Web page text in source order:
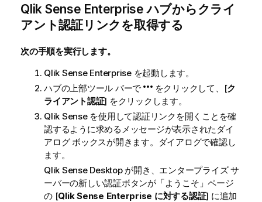
Qlik Sense Enterprise ハブからクライ
アント認証リンクを取得する
次の手順を実行します。
Qlik Sense Enterpriseを起動します。
ハブの上部ツール バーで
をクリックして、[ク
ライアント認証] をクリックします。
Qlik Senseを使用して認証リンクを開くことを確
認するように求めるメッセージが表示されたダイ
アログ ボックスが開きます。ダイアログで確認し
ます。
Qlik Sense Desktopが開き、エンタープライズ サ
ーバーの新しい認証ボタンが「ようこそ」ページ
の [Qlik Sense Enterprise に対する認証] に追加